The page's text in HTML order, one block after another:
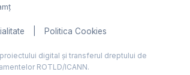
Politica Cookies
digital și transferul dreptului de
ROTLD/ICANN.